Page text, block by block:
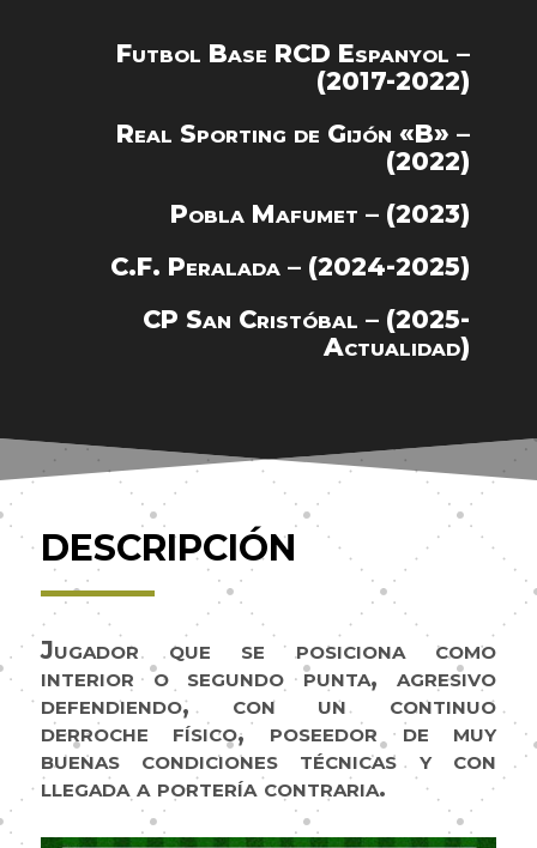
Futbol Base RCD Espanyol –
(2017-2022)
Real Sporting de Gijón «B» –
(2022)
Pobla Mafumet – (2023)
C.F. Peralada – (2024-2025)
CP San Cristóbal – (2025-
Actualidad)
DESCRIPCIÓN
Jugador que se posiciona como
interior o segundo punta, agresivo
defendiendo, con un continuo
derroche físico, poseedor de muy
buenas condiciones técnicas y con
llegada a portería contraria.